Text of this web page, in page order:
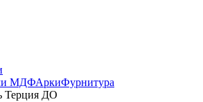
МДФАркиФурнитура
Терция ДО